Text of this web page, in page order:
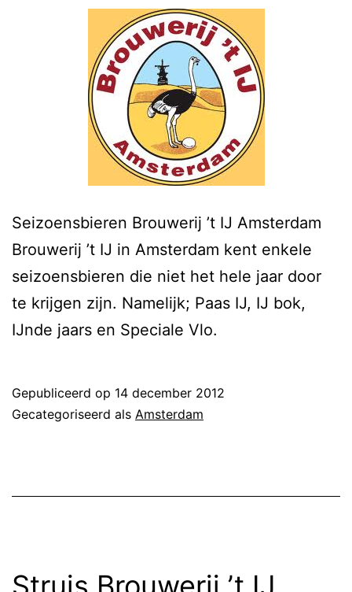
Seizoensbieren Brouwerij ’t IJ Amsterdam
Brouwerij ’t IJ in Amsterdam kent enkele
seizoensbieren die niet het hele jaar door
te krijgen zijn. Namelijk; Paas IJ, IJ bok,
IJnde jaars en Speciale Vlo.
Gepubliceerd op 14 december 2012
Gecategoriseerd als Amsterdam